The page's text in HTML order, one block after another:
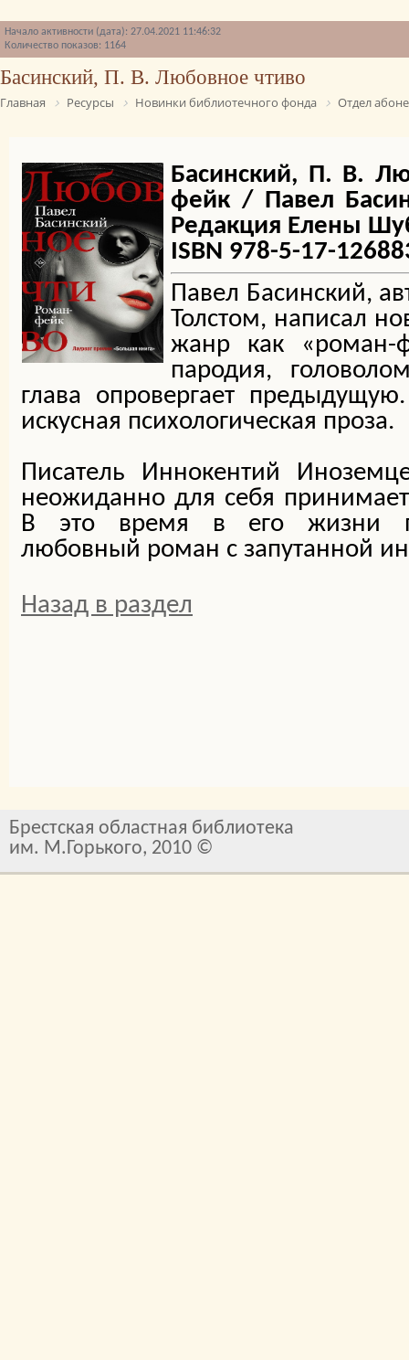
Начало активности (дата): 27.04.2021 11:46:32
Количество показов: 1164
Басинский, П. В. Любовное чтиво
Главная Ресурсы Новинки библиотечного фонда Отдел
Басинский, П. В.
фейк / Павел
Редакция Елены
ISBN 978-5-17-
Павел Басинский,
Толстом, написал
жанр как «роман-
пародия,
глава опровергает
искусная психологическая проза.
Писатель Иннокентий
неожиданно для себя
В это время в его жизни
любовный роман с запутанной
Назад в раздел
Брестская областная библиотека
им. М.Горького, 2010 ©